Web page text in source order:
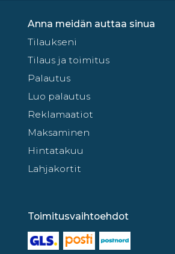
Anna meidän auttaa sinua
Tilaukseni
Tilaus ja toimitus
Palautus
Luo palautus
Reklamaatiot
Maksaminen
Hintatakuu
Lahjakortit
Toimitusvaihtoehdot